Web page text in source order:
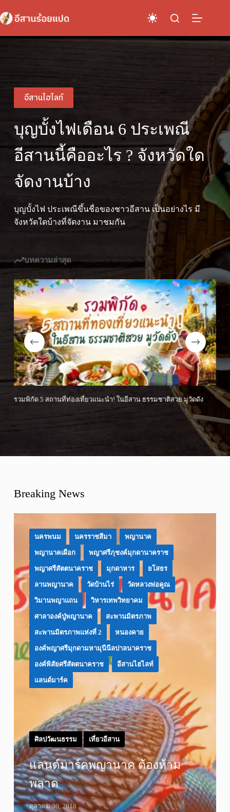
to
content
อีสานไฮไลท์
บุญบั้งไฟเดือน 6 ประเพณี
อีสานนี้คืออะไร ? จังหวัดใด
จัดงานบ้าง
บุญบั้งไฟ ประเพณีขึ้นชื่อของชาวอีสาน เป็นอย่างไร มี
จังหวัดใดบ้างที่จัดงาน มาชมกัน
บทความล่าสุด
ธรรมชาติสวย มูวัดดัง บุญบั้งไฟเดือน 6 ประเพณีอีสานนี้คืออะไร ? จังหวัดใดจั
Breaking News
นครพนม นครราชสีมา พญานาค
พญานาคเผือก พญาศรีภุชงค์มุกดานาคราช
พญาศรีสัตตนาคราช มุกดาหาร ยโสธร
ลานพญานาค วัดบ้านไร่ วัดหลวงพ่อคูณ
วิมานพญาแถน วิหารเทพวิทยาคม
ศาลาองค์ปู่พญานาค สะพานมิตรภาพ
สะพานมิตรภาพแห่งที่ 2 หนองคาย
องค์พญาศรีมุกดามหามุนีนีลปาลนาคราช
องค์พิสัยศรีสัตตนาคราช อีสานไฮไลท์
แลนด์มาร์ค
ศิลปวัฒนธรรม เที่ยวอีสาน
แลนด์มาร์คพญานาค ต้องห้าม
พลาด
ตุลาคม 30, 2018